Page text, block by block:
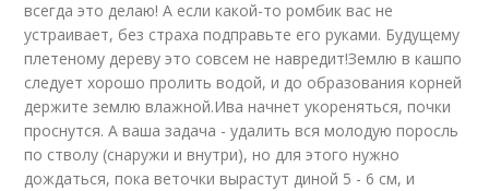
всегда это делаю! А если какой-то ромбик вас не
устраивает, без страха подправьте его руками. Будущему
плетеному дереву это совсем не навредит!Землю в кашпо
следует хорошо пролить водой, и до образования корней
держите землю влажной.Ива начнет укореняться, почки
проснутся. А ваша задача - удалить вся молодую поросль
по стволу (снаружи и внутри), но для этого нужно
дождаться, пока веточки вырастут диной 5 - 6 см, и